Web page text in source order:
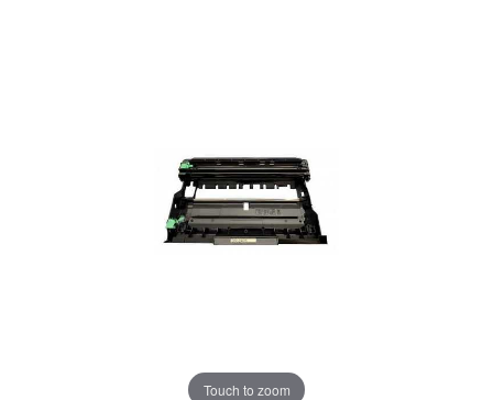
Touch to zoom